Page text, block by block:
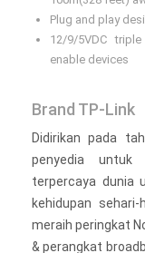
Plug and play
12/9/5VDC
enable devices
Brand TP-Link
Didirikan pada
penyedia untuk
terpercaya dunia
kehidupan
meraih peringkat
& perangkat